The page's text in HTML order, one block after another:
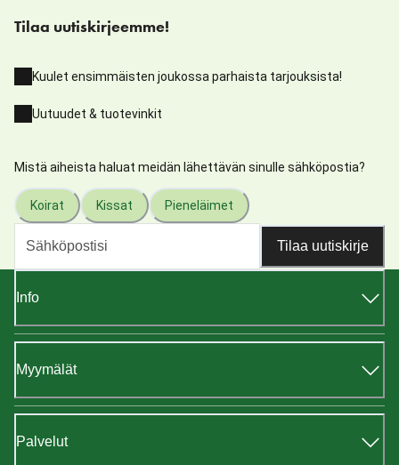
Tilaa uutiskirjeemme!
Kuulet ensimmäisten joukossa parhaista tarjouksista!
Uutuudet & tuotevinkit
Mistä aiheista haluat meidän lähettävän sinulle sähköpostia?
Koirat Kissat Pieneläimet
Tilaa uutiskirje
Info
Myymälät
Palvelut